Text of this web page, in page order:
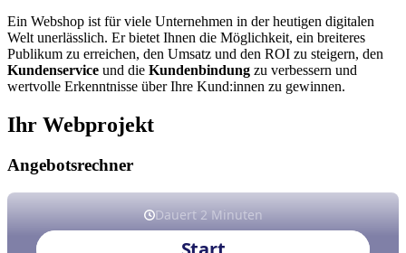
Ein Webshop ist für viele Unternehmen in der heutigen digitalen
Welt unerlässlich. Er bietet Ihnen die Möglichkeit, ein breiteres
Publikum zu erreichen, den Umsatz und den ROI zu steigern, den
Kundenservice und die Kundenbindung zu verbessern und
wertvolle Erkenntnisse über Ihre Kund:innen zu gewinnen.
Ihr Webprojekt
Angebotsrechner